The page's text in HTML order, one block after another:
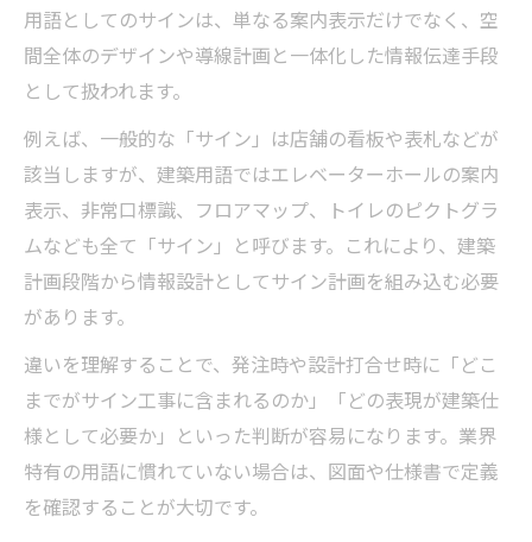
内装工事と外装サイン工事の違いを理解す
る
サイン工事の流れと工程ごとの注意点
サイン工事の種類ごとに異なる施工方法
会計処理で迷わないサイン工事のポイント
サイン工事の会計処理で重要な勘定科目を
解説
サイン工事費用の資産計上と消耗品の判断
基準
サイン取付の減価償却と耐用年数の考え方
サイン工事後の会計処理ミスを防ぐポイン
ト
サイン工事費用の仕訳と実務での注意点
長く使うためのサイン法定耐用年数の基本
用語としてのサインは、単なる案内表示だけでなく、空
間全体のデザインや導線計画と一体化した情報伝達手段
として扱われます。
例えば、一般的な「サイン」は店舗の看板や表札などが
該当しますが、建築用語ではエレベーターホールの案内
表示、非常口標識、フロアマップ、トイレのピクトグラ
ムなども全て「サイン」と呼びます。これにより、建築
計画段階から情報設計としてサイン計画を組み込む必要
があります。
違いを理解することで、発注時や設計打合せ時に「どこ
までがサイン工事に含まれるのか」「どの表現が建築仕
様として必要か」といった判断が容易になります。業界
特有の用語に慣れていない場合は、図面や仕様書で定義
を確認することが大切です。